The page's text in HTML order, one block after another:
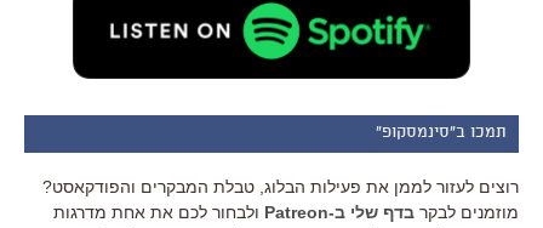
תמכו ב"סינמסקופ"
רוצים לעזור לממן את פעילות הבלוג, טבלת המבקרים והפודקאסט?
מוזמנים לבקר בדף שלי ב-Patreon
ולבחור לכם את אחת מדרגות